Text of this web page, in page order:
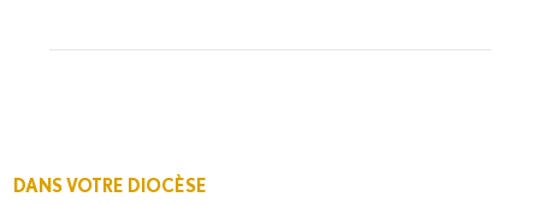
DANS VOTRE DIOCÈSE